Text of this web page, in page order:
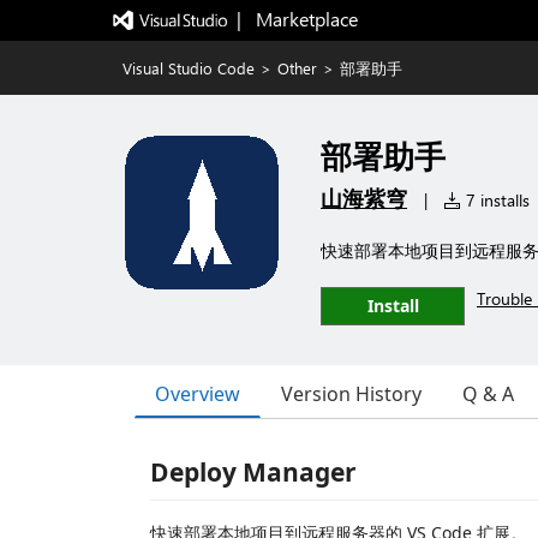
|   Marketplace
Visual Studio Code > Other > 部署助手
部署助手
山海紫穹 | 7 installs
快速部署本地项目到远程服
Install Trouble
Overview Version History Q & A
Deploy Manager
快速部署本地项目到远程服务器的 VS Code 扩展。